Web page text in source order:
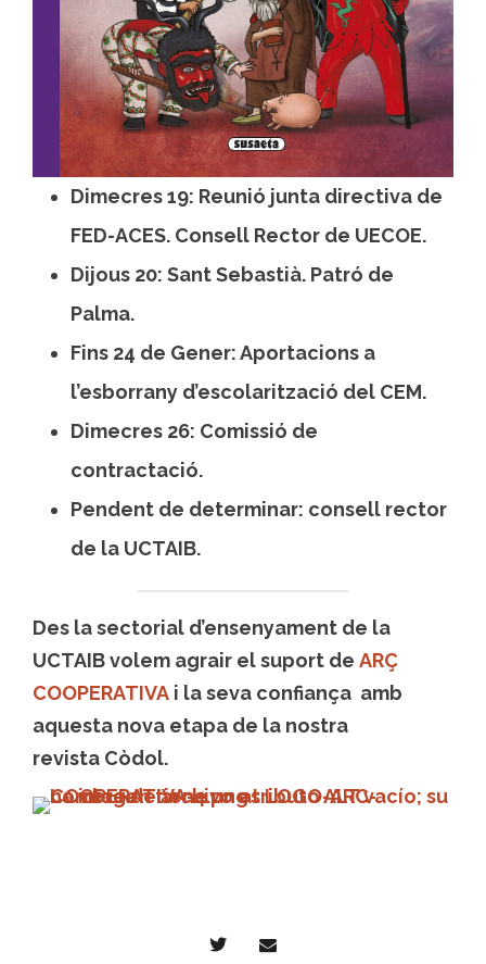
Dimecres 19: Reunió junta directiva de
FED-ACES. Consell Rector de UECOE.
Dijous 20: Sant Sebastià. Patró de
Palma.
Fins 24 de Gener: Aportacions a
l’esborrany d’escolarització del CEM.
Dimecres 26: Comissió de
contractació.
Pendent de determinar: consell rector
de la UCTAIB.
Des la sectorial d’ensenyament de la
UCTAIB volem agrair el suport de ARÇ
COOPERATIVA i la seva confiança amb
aquesta nova etapa de la nostra
revista Còdol.